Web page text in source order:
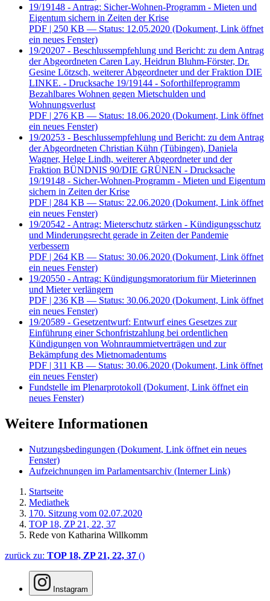
19/19148 - Antrag: Sicher-Wohnen-Programm - Mieten und
Eigentum sichern in Zeiten der Krise
PDF | 250 KB — Status: 12.05.2020 (Dokument, Link öffnet
ein neues Fenster)
19/20207 - Beschlussempfehlung und Bericht: zu dem Antrag
der Abgeordneten Caren Lay, Heidrun Bluhm-Förster, Dr.
Gesine Lötzsch, weiterer Abgeordneter und der Fraktion DIE
LINKE. - Drucksache 19/19144 - Soforthilfeprogramm
Bezahlbares Wohnen gegen Mietschulden und
Wohnungsverlust
PDF | 276 KB — Status: 18.06.2020 (Dokument, Link öffnet
ein neues Fenster)
19/20253 - Beschlussempfehlung und Bericht: zu dem Antrag
der Abgeordneten Christian Kühn (Tübingen), Daniela
Wagner, Helge Lindh, weiterer Abgeordneter und der
Fraktion BÜNDNIS 90/DIE GRÜNEN - Drucksache
19/19148 - Sicher-Wohnen-Programm - Mieten und Eigentum
sichern in Zeiten der Krise
PDF | 284 KB — Status: 22.06.2020 (Dokument, Link öffnet
ein neues Fenster)
19/20542 - Antrag: Mieterschutz stärken - Kündigungsschutz
und Minderungsrecht gerade in Zeiten der Pandemie
verbessern
PDF | 264 KB — Status: 30.06.2020 (Dokument, Link öffnet
ein neues Fenster)
19/20550 - Antrag: Kündigungsmoratorium für Mieterinnen
und Mieter verlängern
PDF | 236 KB — Status: 30.06.2020 (Dokument, Link öffnet
ein neues Fenster)
19/20589 - Gesetzentwurf: Entwurf eines Gesetzes zur
Einführung einer Schonfristzahlung bei ordentlichen
Kündigungen von Wohnraummietverträgen und zur
Bekämpfung des Mietnomadentums
PDF | 311 KB — Status: 30.06.2020 (Dokument, Link öffnet
ein neues Fenster)
Fundstelle im Plenarprotokoll (Dokument, Link öffnet ein
neues Fenster)
Weitere Informationen
Nutzungsbedingungen (Dokument, Link öffnet ein neues
Fenster)
Aufzeichnungen im Parlamentsarchiv (Interner Link)
Startseite
Mediathek
170. Sitzung vom 02.07.2020
TOP 18, ZP 21, 22, 37
Rede von Katharina Willkomm
zurück zu: TOP 18, ZP 21, 22, 37 ()
Instagram